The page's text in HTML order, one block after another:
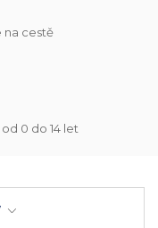
na cestě
0 do 14 let